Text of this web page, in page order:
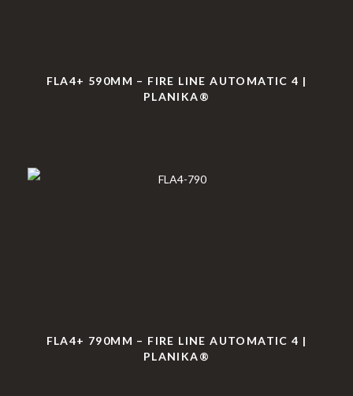
FLA4+ 590MM – FIRE LINE AUTOMATIC 4 |
PLANIKA®
FLA4+ 790MM – FIRE LINE AUTOMATIC 4 |
PLANIKA®